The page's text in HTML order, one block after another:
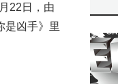
22日，由
是凶手》里